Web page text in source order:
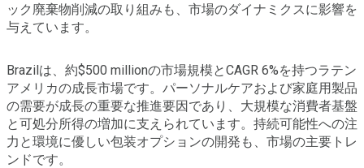
ック廃棄物削減の取り組みも、市場のダイナミクスに影響を
与えています。
Brazilは、約$500 millionの市場規模とCAGR 6%を持つラテン
アメリカの成長市場です。パーソナルケアおよび家庭用製品
の需要が成長の重要な推進要因であり、大規模な消費者基盤
と可処分所得の増加に支えられています。持続可能性への注
力と環境に優しい包装オプションの開発も、市場の主要トレ
ンドです。